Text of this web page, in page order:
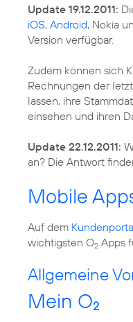
Update 19.12.2011:
iOS, Android, Nokia
Version verfügbar.
Zudem können sich
Rechnungen der
lassen, ihre
einsehen und ihren
Update 22.12.2011:
an? Die Antwort
Mobile
Auf dem
wichtigsten O2 Apps
Allgemeine
Mein O2